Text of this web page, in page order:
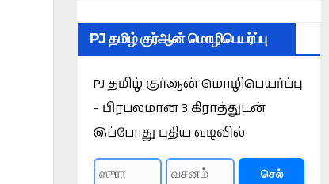
PJ தமிழ் குர்ஆன் மொழிபெயர்ப்பு
PJ தமிழ் குர்ஆன் மொழிபெயர்ப்பு
- பிரபலமான 3 கிராத்துடன்
இப்போது புதிய வடிவில்
செல்